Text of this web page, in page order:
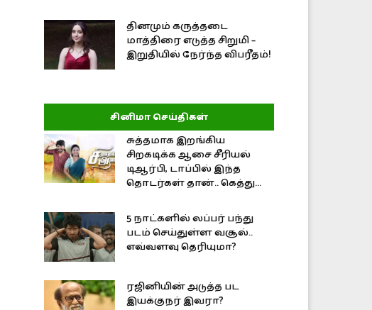
தினமும் கருத்தடை
மாத்திரை எடுத்த சிறுமி –
இறுதியில் நேர்ந்த விபரீதம்!
சினிமா செய்திகள்
சுத்தமாக இறங்கிய
சிறகடிக்க ஆசை சீரியல்
டிஆர்பி, டாப்பில் இந்த
தொடர்கள் தான்.. கெத்து...
5 நாட்களில் லப்பர் பந்து
படம் செய்துள்ள வசூல்..
எவ்வளவு தெரியுமா?
ரஜினியின் அடுத்த பட
இயக்குநர் இவரா?